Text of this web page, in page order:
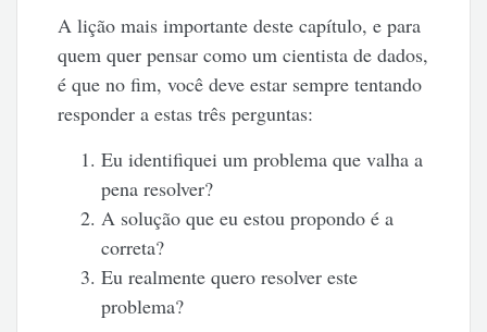
A lição mais importante deste capítulo, e para
quem quer pensar como um cientista de dados,
é que no fim, você deve estar sempre tentando
responder a estas três perguntas:
Eu identifiquei um problema que valha a
pena resolver?
A solução que eu estou propondo é a
correta?
Eu realmente quero resolver este
problema?